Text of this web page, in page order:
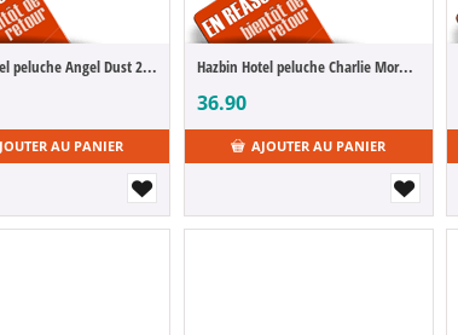
Hazbin Hotel peluche Angel Dust 22 cm
AU PANIER
Hazbin Hotel peluche Charlie Morningstar 22 cm
36.90
AJOUTER AU PANIER